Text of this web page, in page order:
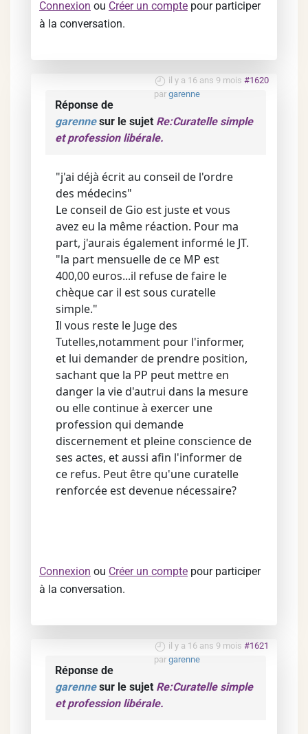
Connexion ou Créer un compte pour participer
à la conversation.
il y a 16 ans 9 mois #1620
par garenne
Réponse de
garennesur le sujet Re:Curatelle simple
et profession libérale.
"j'ai déjà écrit au conseil de l'ordre
des médecins"
Le conseil de Gio est juste et vous
avez eu la même réaction. Pour ma
part, j'aurais également informé le JT.
"la part mensuelle de ce MP est
400,00 euros...il refuse de faire le
chèque car il est sous curatelle
simple."
Il vous reste le Juge des
Tutelles,notamment pour l'informer,
et lui demander de prendre position,
sachant que la PP peut mettre en
danger la vie d'autrui dans la mesure
ou elle continue à exercer une
profession qui demande
discernement et pleine conscience de
ses actes, et aussi afin l'informer de
ce refus. Peut être qu'une curatelle
renforcée est devenue nécessaire?
Connexion ou Créer un compte pour participer
à la conversation.
il y a 16 ans 9 mois #1621
par garenne
Réponse de
garennesur le sujet Re:Curatelle simple
et profession libérale.